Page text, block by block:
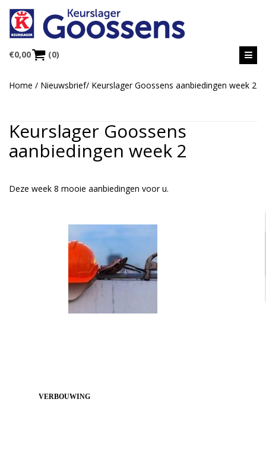
€0,00 (0)
Home / Nieuwsbrief/ Keurslager Goossens aanbiedingen week 2
Keurslager Goossens
aanbiedingen week 2
Deze week 8 mooie aanbiedingen voor u.
VERBOUWING